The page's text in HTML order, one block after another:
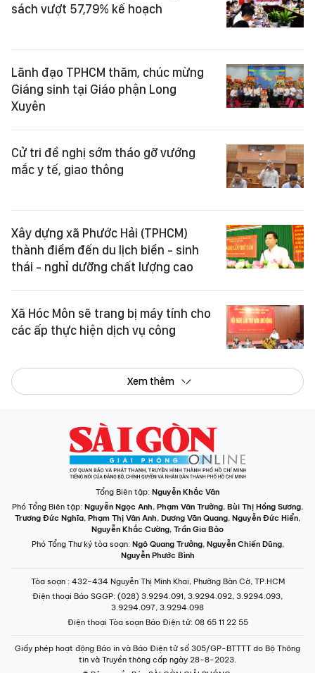
sách vượt 57,79% kế hoạch
Lãnh đạo TPHCM thăm, chúc mừng
Giáng sinh tại Giáo phận Long
Xuyên
Cử tri đề nghị sớm tháo gỡ vướng
mắc y tế, giao thông
Xây dựng xã Phước Hải (TPHCM)
thành điểm đến du lịch biển - sinh
thái - nghỉ dưỡng chất lượng cao
Xã Hóc Môn sẽ trang bị máy tính cho
các ấp thực hiện dịch vụ công
Xem thêm
Tổng Biên tập: Nguyễn Khắc Văn
Phó Tổng Biên tập: Nguyễn Ngọc Anh, Phạm Văn Trường, Bùi Thị Hồng Sương,
Trương Đức Nghĩa, Phạm Thị Vân Anh, Dương Văn Quang, Nguyễn Đức Hiển,
Nguyễn Khắc Cường, Trần Gia Bảo
Phó Tổng Thư ký tòa soạn: Ngô Quang Trưởng, Nguyễn Chiến Dũng,
Nguyễn Phước Bình
Tòa soạn : 432-434 Nguyễn Thị Minh Khai, Phường Bàn Cờ, TP.HCM
Điện thoại Báo SGGP: (028) 3.9294.091, 3.9294.092, 3.9294.093,
3.9294.097, 3.9294.098
Điện thoại Tòa soạn Báo Điện tử: 08 65 11 22 55
Giấy phép hoạt động Báo in và Báo Điện tử số 305/GP-BTTTT do Bộ Thông
tin và Truyền thông cấp ngày 28-8-2023.